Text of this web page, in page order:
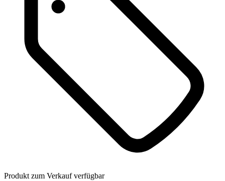
Produkt zum Verkauf verfügbar